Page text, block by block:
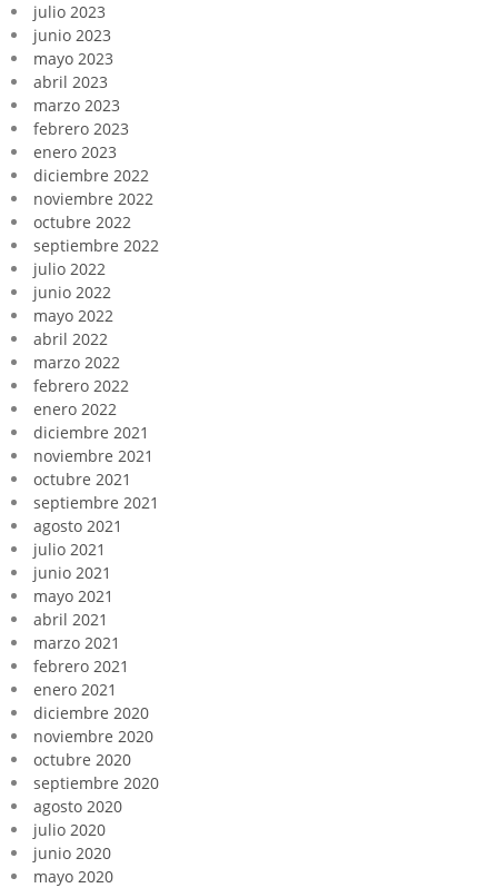
julio 2023
junio 2023
mayo 2023
abril 2023
marzo 2023
febrero 2023
enero 2023
diciembre 2022
noviembre 2022
octubre 2022
septiembre 2022
julio 2022
junio 2022
mayo 2022
abril 2022
marzo 2022
febrero 2022
enero 2022
diciembre 2021
noviembre 2021
octubre 2021
septiembre 2021
agosto 2021
julio 2021
junio 2021
mayo 2021
abril 2021
marzo 2021
febrero 2021
enero 2021
diciembre 2020
noviembre 2020
octubre 2020
septiembre 2020
agosto 2020
julio 2020
junio 2020
mayo 2020